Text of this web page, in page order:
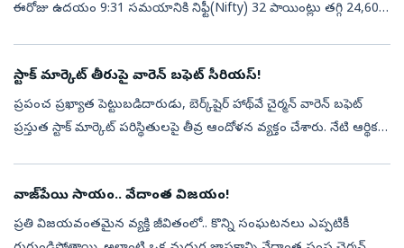
ఈరోజు ఉదయం 9:31 సమయానికి నిఫ్టీ(Nifty) 32 పాయింట్లు తగ్గి 24,602
స్టాక్ మార్కెట్ తీరుపై వారెన్ బఫెట్ సీరియస్!
ప్రపంచ ప్రఖ్యాత పెట్టుబడిదారుడు, బెర్క్‌షైర్ హాథ్‌వే చైర్మన్ వారెన్ బఫెట్
ప్రస్తుత స్టాక్ మార్కెట్ పరిస్థితులపై తీవ్ర ఆందోళన వ్యక్తం చేశారు. నేటి ఆర్థిక
వాజ్‌పేయి సాయం.. వేదాంత విజయం!
ప్రతి విజయవంతమైన వ్యక్తి జీవితంలో.. కొన్ని సంఘటనలు ఎప్పటికీ